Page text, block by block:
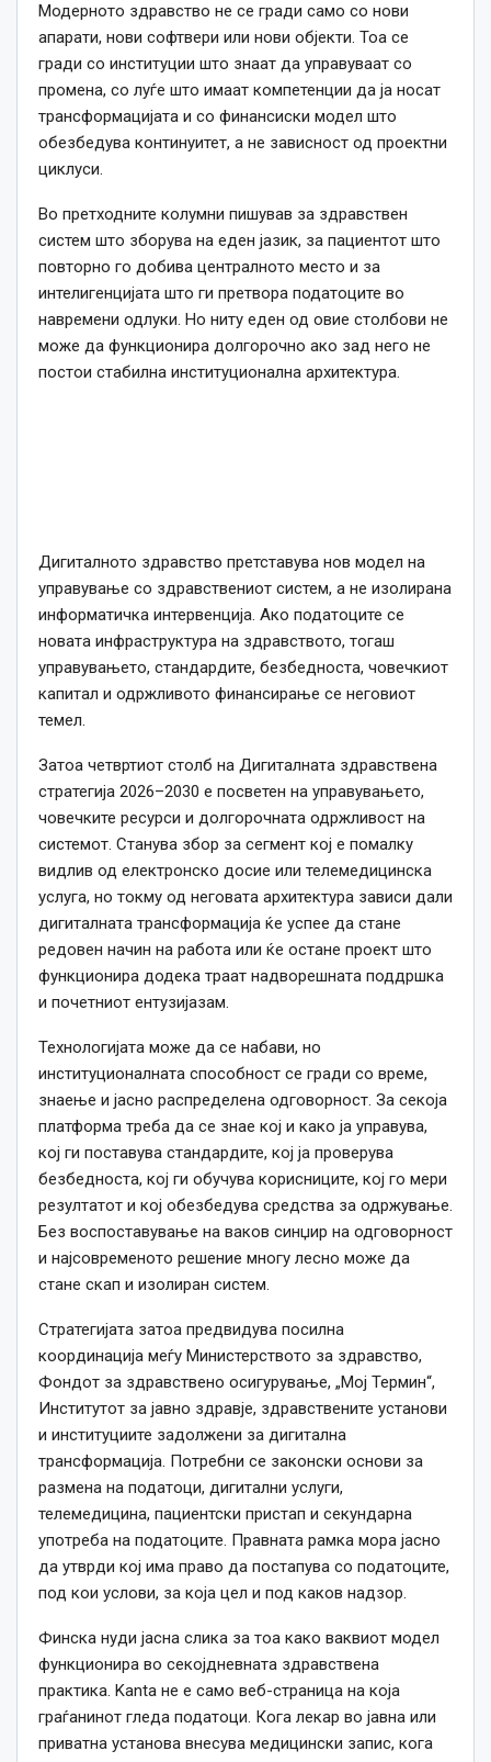
Модерното здравство не се гради само со нови
апарати, нови софтвери или нови објекти. Тоа се
гради со институции што знаат да управуваат со
промена, со луѓе што имаат компетенции да ја носат
трансформацијата и со финансиски модел што
обезбедува континуитет, а не зависност од проектни
циклуси.
Во претходните колумни пишував за здравствен
систем што зборува на еден јазик, за пациентот што
повторно го добива централното место и за
интелигенцијата што ги претвора податоците во
навремени одлуки. Но ниту еден од овие столбови не
може да функционира долгорочно ако зад него не
постои стабилна институционална архитектура.
Дигиталното здравство претставува нов модел на
управување со здравствениот систем, а не изолирана
информатичка интервенција. Ако податоците се
новата инфраструктура на здравството, тогаш
управувањето, стандардите, безбедноста, човечкиот
капитал и одржливото финансирање се неговиот
темел.
Затоа четвртиот столб на Дигиталната здравствена
стратегија 2026–2030 е посветен на управувањето,
човечките ресурси и долгорочната одржливост на
системот. Станува збор за сегмент кој е помалку
видлив од електронско досие или телемедицинска
услуга, но токму од неговата архитектура зависи дали
дигиталната трансформација ќе успее да стане
редовен начин на работа или ќе остане проект што
функционира додека траат надворешната поддршка
и почетниот ентузијазам.
Технологијата може да се набави, но
институционалната способност се гради со време,
знаење и јасно распределена одговорност. За секоја
платформа треба да се знае кој и како ја управува,
кој ги поставува стандардите, кој ја проверува
безбедноста, кој ги обучува корисниците, кој го мери
резултатот и кој обезбедува средства за одржување.
Без воспоставување на ваков синџир на одговорност
и најсовременото решение многу лесно може да
стане скап и изолиран систем.
Стратегијата затоа предвидува посилна
координација меѓу Министерството за здравство,
Фондот за здравствено осигурување, „Мој Термин“,
Институтот за јавно здравје, здравствените установи
и институциите задолжени за дигитална
трансформација. Потребни се законски основи за
размена на податоци, дигитални услуги,
телемедицина, пациентски пристап и секундарна
употреба на податоците. Правната рамка мора јасно
да утврди кој има право да постапува со податоците,
под кои услови, за која цел и под каков надзор.
Финска нуди јасна слика за тоа како ваквиот модел
функционира во секојдневната здравствена
практика. Kanta не е само веб-страница на која
граѓанинот гледа податоци. Кога лекар во јавна или
приватна установа внесува медицински запис, кога